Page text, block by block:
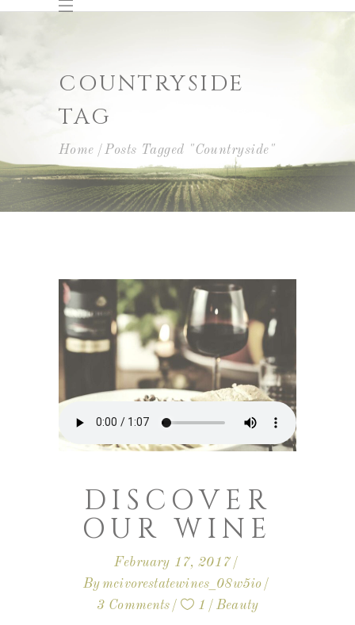
COUNTRYSIDE
TAG
Home Posts Tagged "Countryside"
DISCOVER
OUR WINE
February 17, 2017
By mcivorestatewines_08w5io
3 Comments
1 Beauty